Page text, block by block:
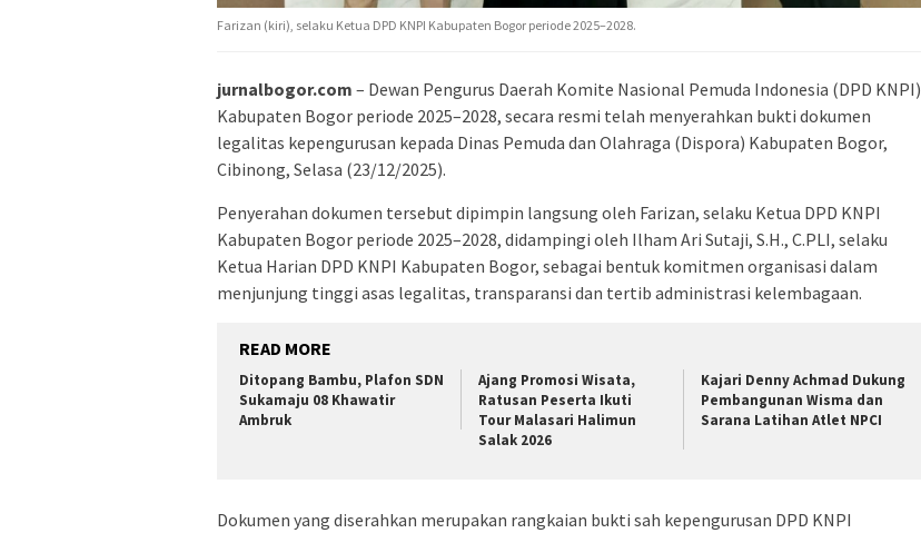
Farizan (kiri), selaku Ketua DPD KNPI Kabupaten Bogor periode 2025–2028.
jurnalbogor.com – Dewan Pengurus Daerah Komite Nasional Pemuda Indonesia (DPD KNPI)
Kabupaten Bogor periode 2025–2028, secara resmi telah menyerahkan bukti dokumen
legalitas kepengurusan kepada Dinas Pemuda dan Olahraga (Dispora) Kabupaten Bogor,
Cibinong, Selasa (23/12/2025).
Penyerahan dokumen tersebut dipimpin langsung oleh Farizan, selaku Ketua DPD KNPI
Kabupaten Bogor periode 2025–2028, didampingi oleh Ilham Ari Sutaji, S.H., C.PLI, selaku
Ketua Harian DPD KNPI Kabupaten Bogor, sebagai bentuk komitmen organisasi dalam
menjunjung tinggi asas legalitas, transparansi dan tertib administrasi kelembagaan.
READ MORE
Ditopang Bambu, Plafon SDN
Sukamaju 08 Khawatir
Ambruk
Ajang Promosi Wisata,
Ratusan Peserta Ikuti
Tour Malasari Halimun
Salak 2026
Kajari Denny Achmad Dukung
Pembangunan Wisma dan
Sarana Latihan Atlet NPCI
Dokumen yang diserahkan merupakan rangkaian bukti sah kepengurusan DPD KNPI